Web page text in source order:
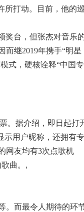
所打动。目前，他的巡
奖台，但张杰对音乐
继2019年携手“明星
式，硬核诠释“中国专
。据介绍，即日起打
示用户昵称，还拥有专
网友均有3次点歌机
曲。 ,
。而最令人期待的环